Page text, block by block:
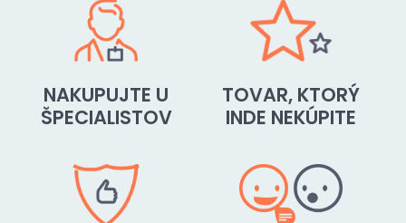
NAKUPUJTE U
ŠPECIALISTOV
TOVAR, KTORÝ
INDE NEKÚPITE